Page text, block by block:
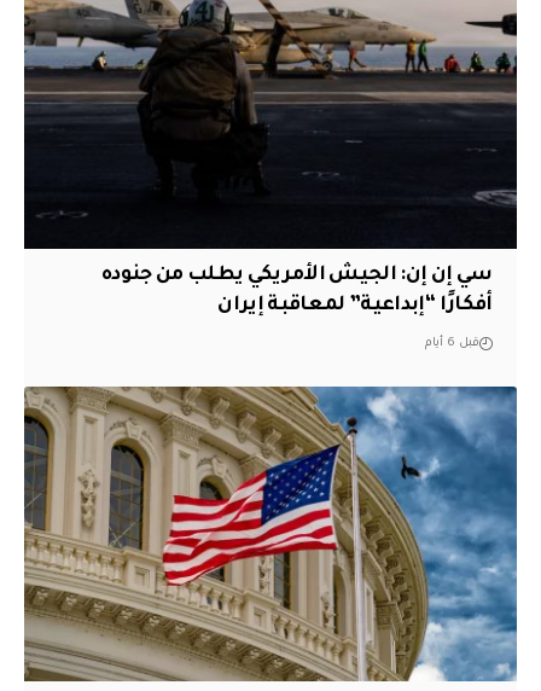
سي إن إن: الجيش الأمريكي يطلب من جنوده
أفكارًا “إبداعية” لمعاقبة إيران
قبل 6 أيام